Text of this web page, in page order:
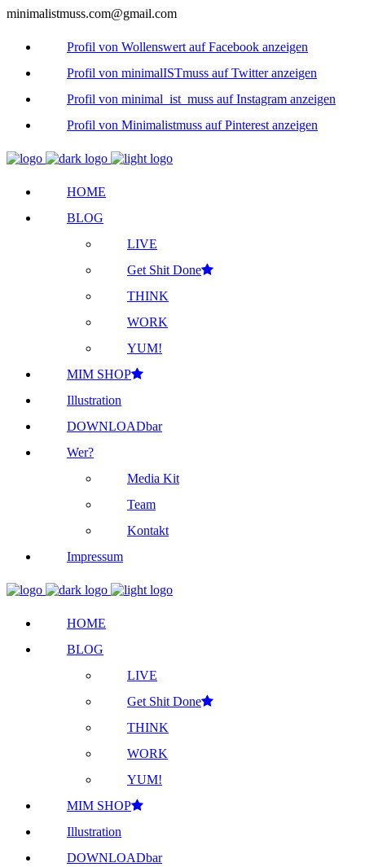
minimalistmuss.com@gmail.com
Profil von Wollenswert auf Facebook anzeigen
Profil von minimalISTmuss auf Twitter anzeigen
Profil von minimal_ist_muss auf Instagram anzeigen
Profil von Minimalistmuss auf Pinterest anzeigen
HOME
BLOG
LIVE
Get Shit Done
THINK
WORK
YUM!
MIM SHOP
Illustration
DOWNLOADbar
Wer?
Media Kit
Team
Kontakt
Impressum
HOME
BLOG
LIVE
Get Shit Done
THINK
WORK
YUM!
MIM SHOP
Illustration
DOWNLOADbar